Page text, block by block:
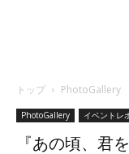
トップ PhotoGallery
PhotoGallery イベントレ
『あの頃、君